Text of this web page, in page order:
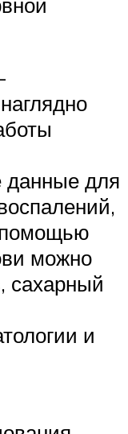
для
помощью
можно
сахарный
и